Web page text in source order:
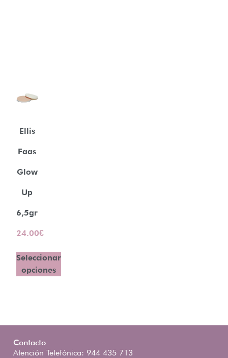
Ellis
Faas
Glow
Up
6,5gr
24.00€
Seleccionar
opciones
Contacto
Atención Telefónica: 944 435 713